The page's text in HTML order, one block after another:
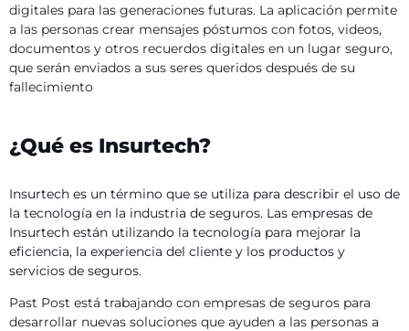
digitales para las generaciones futuras. La aplicación permite
a las personas crear mensajes póstumos con fotos, videos,
documentos y otros recuerdos digitales en un lugar seguro,
que serán enviados a sus seres queridos después de su
fallecimiento
¿Qué es Insurtech?
Insurtech es un término que se utiliza para describir el uso de
la tecnología en la industria de seguros. Las empresas de
Insurtech están utilizando la tecnología para mejorar la
eficiencia, la experiencia del cliente y los productos y
servicios de seguros.
Past Post está trabajando con empresas de seguros para
desarrollar nuevas soluciones que ayuden a las personas a